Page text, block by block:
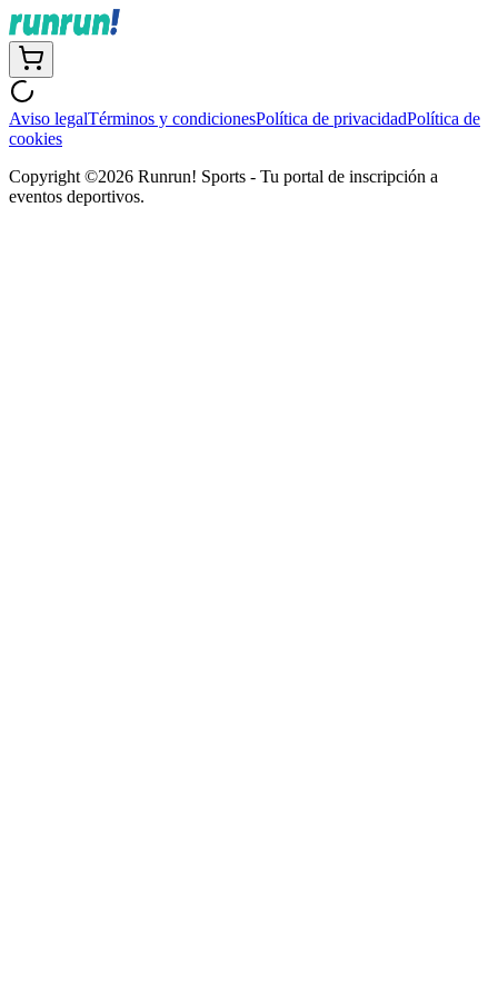
Aviso legalTérminos y condicionesPolítica de privacidadPolítica de
cookies
Copyright ©2026 Runrun! Sports - Tu portal de inscripción a
eventos deportivos.